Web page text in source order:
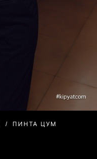
ПИНТА ЦУМ